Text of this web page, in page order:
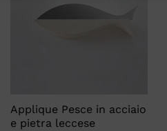
Applique Pesce in acciaio
e pietra leccese